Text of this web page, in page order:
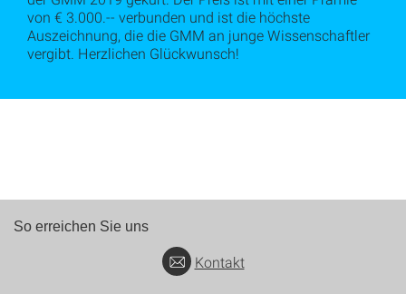
von € 3.000.-- verbunden und ist die höchste
Auszeichnung, die die GMM an junge Wissenschaftler
vergibt. Herzlichen Glückwunsch!
So erreichen Sie uns
Kontakt